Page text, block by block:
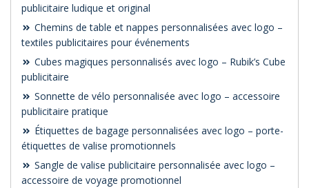
publicitaire ludique et original
Chemins de table et nappes personnalisées avec logo –
textiles publicitaires pour événements
Cubes magiques personnalisés avec logo – Rubik’s Cube
publicitaire
Sonnette de vélo personnalisée avec logo – accessoire
publicitaire pratique
Étiquettes de bagage personnalisées avec logo – porte-
étiquettes de valise promotionnels
Sangle de valise publicitaire personnalisée avec logo –
accessoire de voyage promotionnel